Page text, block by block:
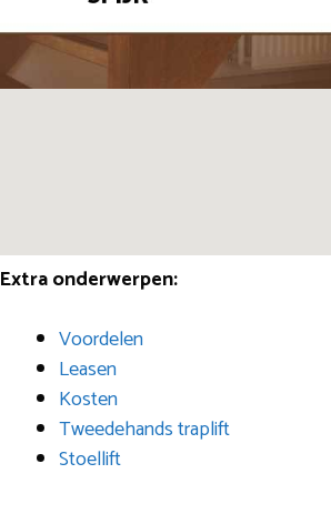
Extra onderwerpen:
Voordelen
Leasen
Kosten
Tweedehands traplift
Stoellift